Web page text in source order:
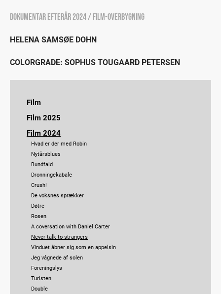
Dokumentar efterår 2024 / Film-overbygning
HELENA SAMSØE DOHN
COLORGRADE: SOPHUS TOUGAARD PETERSEN
Film
En som Lars
Vildvej
Et hjem
Nora
Liminal Space
De voksnes sprækker
Vinduet åbner sig som en appelsin
Sidste chance
Endestationen
Smil Prinsesse
Osworld
Solstråle
90 timer
Film 2025
Jeg håber dagen aldrig ender
Et hjem
Vokseværk
Midtvejsfilm forår Film-Overbygning
Film 2024
Hvad er der med Robin
Nytårsblues
Bundfald
Dronningekabale
Crush!
De voksnes sprækker
Døtre
Rosen
A coversation with Daniel Carter
Never talk to strangers
Vinduet åbner sig som en appelsin
Jeg vågnede af solen
Foreningslys
Turisten
Double